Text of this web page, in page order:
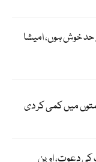
حد خوش ہوں، امیشا
میں کمی کر دی
کی دعوت، اوپن